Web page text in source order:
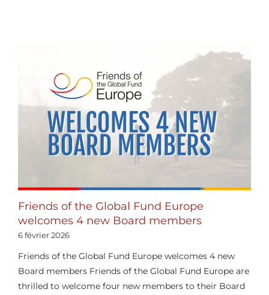
Friends of the Global Fund Europe
welcomes 4 new Board members
6 février 2026
Friends of the Global Fund Europe welcomes 4 new
Board members Friends of the Global Fund Europe are
thrilled to welcome four new members to their Board